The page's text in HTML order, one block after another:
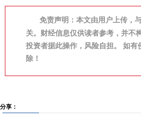
免责声明：本文由用户上传，
关。财经信息仅供读者参考，并不
投资者据此操作，风险自担。 如有
除！
分享：